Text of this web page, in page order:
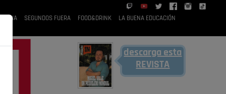
RUBIA SEGUNDOS FUERA FOOD&DRINK LA BUENA EDUCACIÓN
descarga esta
REVISTA